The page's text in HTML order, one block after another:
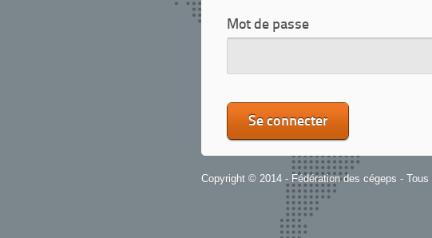
Mot de passe
Se connecter
Copyright © 2014 - Fédération des cégeps - Tous